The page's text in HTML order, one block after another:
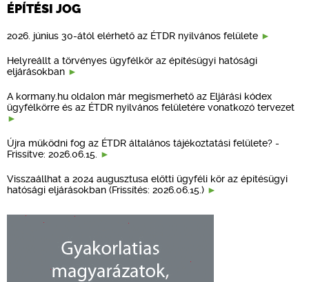
ÉPÍTÉSI JOG
2026. június 30-ától elérhető az ÉTDR nyilvános felülete
Helyreállt a törvényes ügyfélkör az építésügyi hatósági
eljárásokban
A kormany.hu oldalon már megismerhető az Eljárási kódex
ügyfélkörre és az ÉTDR nyilvános felületére vonatkozó tervezet
Újra működni fog az ÉTDR általános tájékoztatási felülete? -
Frissítve: 2026.06.15.
Visszaállhat a 2024 augusztusa előtti ügyféli kör az építésügyi
hatósági eljárásokban (Frissítés: 2026.06.15.)